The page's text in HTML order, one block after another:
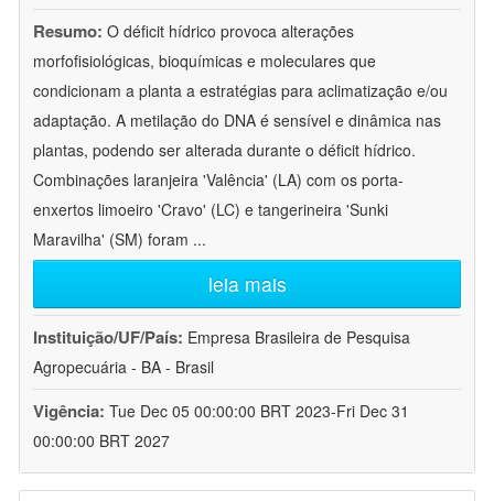
Resumo: O déficit hídrico provoca alterações
morfofisiológicas, bioquímicas e moleculares que
condicionam a planta a estratégias para aclimatização e/ou
adaptação. A metilação do DNA é sensível e dinâmica nas
plantas, podendo ser alterada durante o déficit hídrico.
Combinações laranjeira 'Valência' (LA) com os porta-
enxertos limoeiro 'Cravo' (LC) e tangerineira 'Sunki
Maravilha' (SM) foram ...
leia mais
Instituição/UF/País: Empresa Brasileira de Pesquisa
Agropecuária - BA - Brasil
Vigência: Tue Dec 05 00:00:00 BRT 2023-Fri Dec 31
00:00:00 BRT 2027